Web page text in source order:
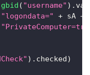
gbid ( "username" ) .
"logondata=" + sA +
) . checked)